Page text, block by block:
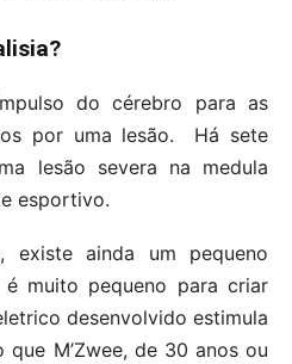
do cérebro para as
por uma lesão. Há sete
lesão severa na medula
esportivo.
existe ainda um pequeno
muito pequeno para criar
desenvolvido estimula
que M’Zwee, de 30 anos ou